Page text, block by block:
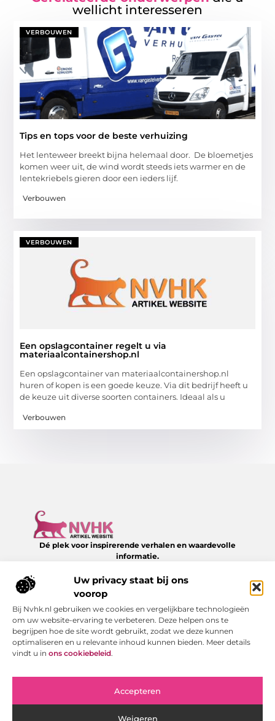
Uw privacy staat bij ons
voorop
Bij Nvhk.nl gebruiken we cookies en vergelijkbare technologieën
om uw website-ervaring te verbeteren. Deze helpen ons te
begrijpen hoe de site wordt gebruikt, zodat we deze kunnen
optimaliseren en u relevante inhoud kunnen bieden. Meer details
vindt u in ons cookiebeleid.
Accepteren
Weigeren
wellicht interesseren
VERBOUWEN
Tips en tops voor de beste verhuizing
Het lenteweer breekt bijna helemaal door. De bloemetjes
komen weer uit, de wind wordt steeds iets warmer en de
lentekriebels gieren door een ieders lijf.
Verbouwen
VERBOUWEN
Een opslagcontainer regelt u via
materiaalcontainershop.nl
Een opslagcontainer van materiaalcontainershop.nl
huren of kopen is een goede keuze. Via dit bedrijf heeft u
de keuze uit diverse soorten containers. Ideaal als u
Verbouwen
Dé plek voor inspirerende verhalen en waardevolle
informatie.
dagelijks leven – van slimme tips tot verrassende inzichten,
Onze informatie
Bericht categorie